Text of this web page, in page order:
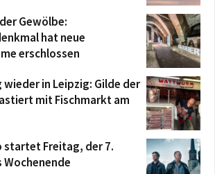
Gewölbe:
hat neue
erschlossen
in Leipzig: Gilde der
mit Fischmarkt am
startet Freitag, der 7.
Wochenende